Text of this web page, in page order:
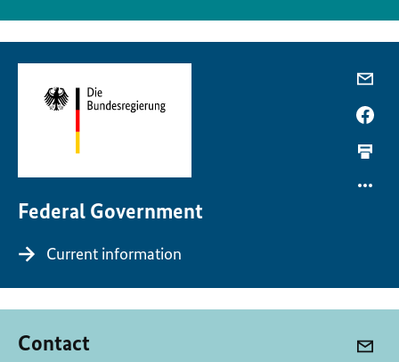
Federal Government
Current information
Contact